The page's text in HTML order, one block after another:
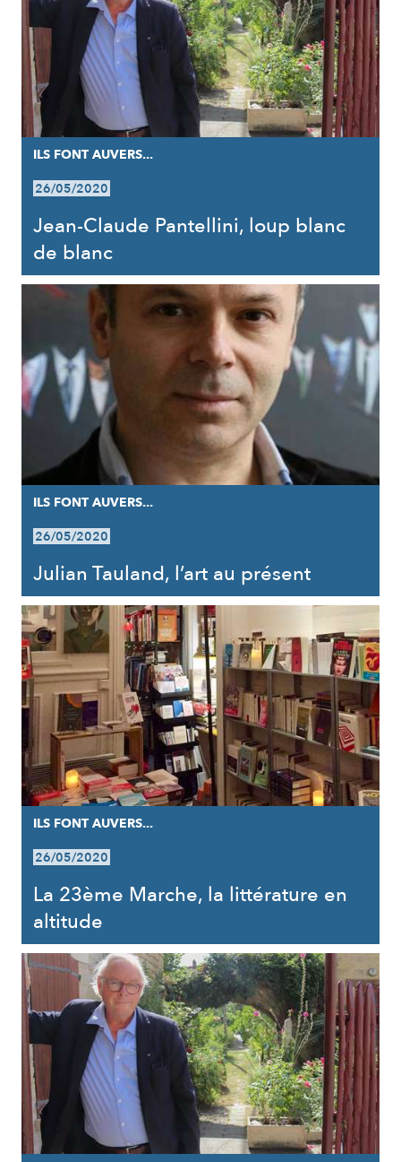
ILS FONT AUVERS...
26/05/2020
Jean-Claude Pantellini, loup blanc
de blanc
ILS FONT AUVERS...
26/05/2020
Julian Tauland, l’art au présent
ILS FONT AUVERS...
26/05/2020
La 23ème Marche, la littérature en
altitude